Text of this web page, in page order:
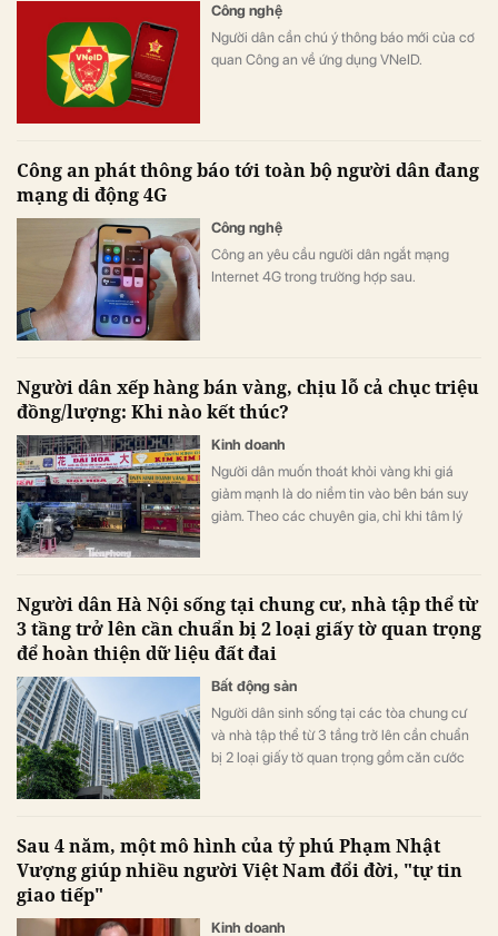
Công nghệ
Người dân cần chú ý thông báo mới của cơ
quan Công an về ứng dụng VNeID.
Công an phát thông báo tới toàn bộ người dân đang
mạng di động 4G
Công nghệ
Công an yêu cầu người dân ngắt mạng
Internet 4G trong trường hợp sau.
Người dân xếp hàng bán vàng, chịu lỗ cả chục triệu
đồng/lượng: Khi nào kết thúc?
Kinh doanh
Người dân muốn thoát khỏi vàng khi giá
giảm mạnh là do niềm tin vào bên bán suy
giảm. Theo các chuyên gia, chỉ khi tâm lý
Người dân Hà Nội sống tại chung cư, nhà tập thể từ
3 tầng trở lên cần chuẩn bị 2 loại giấy tờ quan trọng
để hoàn thiện dữ liệu đất đai
Bất động sản
Người dân sinh sống tại các tòa chung cư
và nhà tập thể từ 3 tầng trở lên cần chuẩn
bị 2 loại giấy tờ quan trọng gồm căn cước
Sau 4 năm, một mô hình của tỷ phú Phạm Nhật
Vượng giúp nhiều người Việt Nam đổi đời, "tự tin
giao tiếp"
Kinh doanh